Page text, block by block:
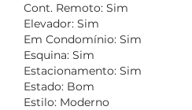
Cont. Remoto: Sim
Elevador: Sim
Em Condomínio: Sim
Esquina: Sim
Estacionamento: Sim
Estado: Bom
Estilo: Moderno